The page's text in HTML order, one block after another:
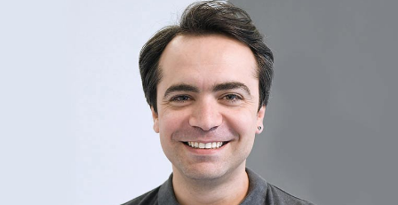
Ağız ve çene cerrahisi, Boding,
Diş eti hastalıkları tedavisi ve
ağız hijyeni, Kanal tedavisi,
Lamina(yaprak porselen)
uygulamaları, Porselen
dolgular (inley-onley), Sabit
protez (kuron ve köprü).